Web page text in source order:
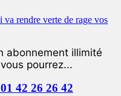
abonnement illimité
pourrez...
42 26 26 42